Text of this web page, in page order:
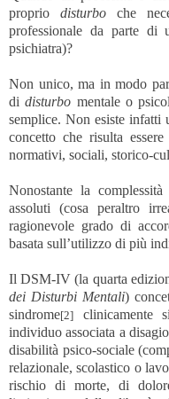
propriodisturbo che
professionale da parte di
psichiatra)?
Non unico, ma in modo
didisturbo mentale o
semplice. Non esiste infatti
concetto che risulta
normativi, sociali, storico-
Nonostante la
assoluti (cosa peraltro
ragionevole grado di
basata sull’utilizzo di più
Il DSM-IV (la quarta
dei Disturbi Mentali)
sindrome[2] clinicamente
individuo associata a
disabilità psico-sociale
relazionale, scolastico o
rischio di morte, di